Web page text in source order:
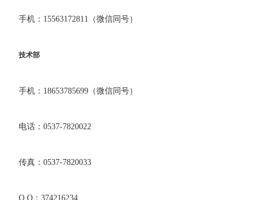
手机：15563172811（微信同号）
技术部
手机：18653785699（微信同号）
电话：0537-7820022
传真：0537-7820033
Q Q：374216234